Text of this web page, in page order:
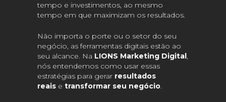
tempo e investimentos, ao mesmo
tempo em que maximizam os resultados.
Não importa o porte ou o setor do seu
negócio, as ferramentas digitais estão ao
seu alcance. Na LIONS Marketing Digital,
nós entendemos como usar essas
estratégias para gerar resultados
reais e transformar seu negócio.